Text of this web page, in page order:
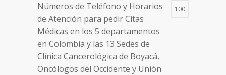
Números de Teléfono y Horarios
de Atención para pedir Citas
Médicas en los 5 departamentos
en Colombia y las 13 Sedes de
Clínica Cancerológica de Boyacá,
Oncólogos del Occidente y Unión
100